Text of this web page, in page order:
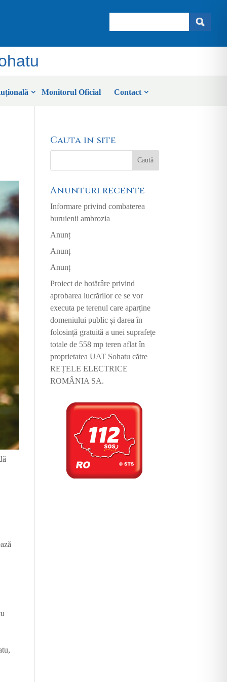
Monitorul Oficial Contact
Cauta in site
Anunturi recente
Informare privind combaterea
buruienii ambrozia
Anunț
Anunț
Anunț
Proiect de hotărâre privind
aprobarea lucrărilor ce se vor
executa pe terenul care aparține
domeniului public și darea în
folosință gratuită a unei suprafețe
totale de 558 mp teren aflat în
proprietatea UAT Sohatu către
REȚELE ELECTRICE
ROMÂNIA SA.